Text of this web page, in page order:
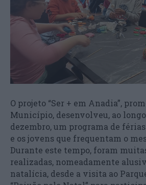
O projeto “Ser + em Anadia”,
Município, desenvolveu, ao
dezembro, um programa de
e os jovens que frequentam o
Durante este tempo, foram
realizadas, nomeadamente
natalícia, desde a visita ao